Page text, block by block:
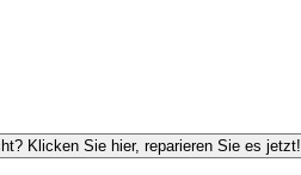
Klicken Sie hier, reparieren Sie es jetzt!